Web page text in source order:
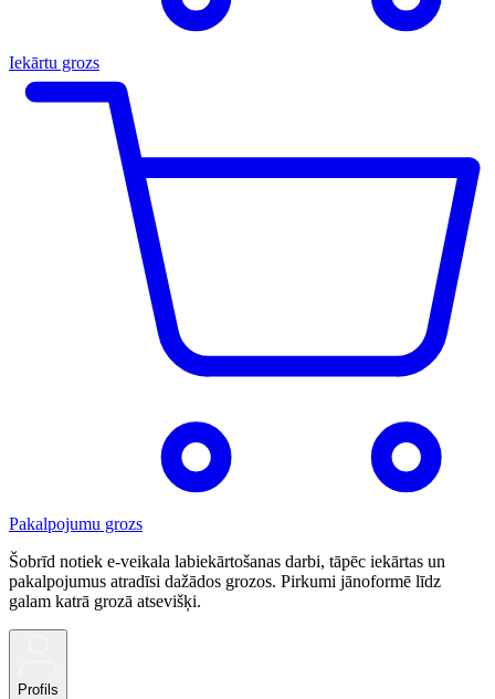
Iekārtu grozs
Pakalpojumu grozs
Šobrīd notiek e-veikala labiekārtošanas darbi, tāpēc iekārtas un
pakalpojumus atradīsi dažādos grozos. Pirkumi jānoformē līdz
galam katrā grozā atsevišķi.
Profils